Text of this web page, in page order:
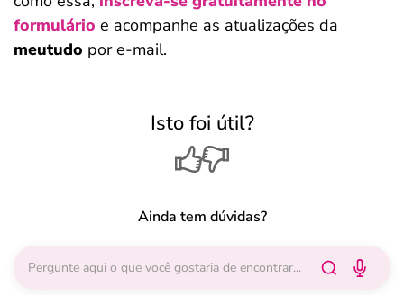
formulário e acompanhe as atualizações da
meutudo por e-mail.
Isto foi útil?
Ainda tem dúvidas?